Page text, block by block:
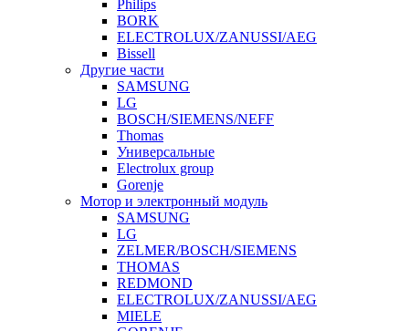
Philips
BORK
ELECTROLUX/ZANUSSI/AEG
Bissell
Другие части
SAMSUNG
LG
BOSCH/SIEMENS/NEFF
Thomas
Универсальные
Electrolux group
Gorenje
Мотор и электронный модуль
SAMSUNG
LG
ZELMER/BOSCH/SIEMENS
THOMAS
REDMOND
ELECTROLUX/ZANUSSI/AEG
MIELE